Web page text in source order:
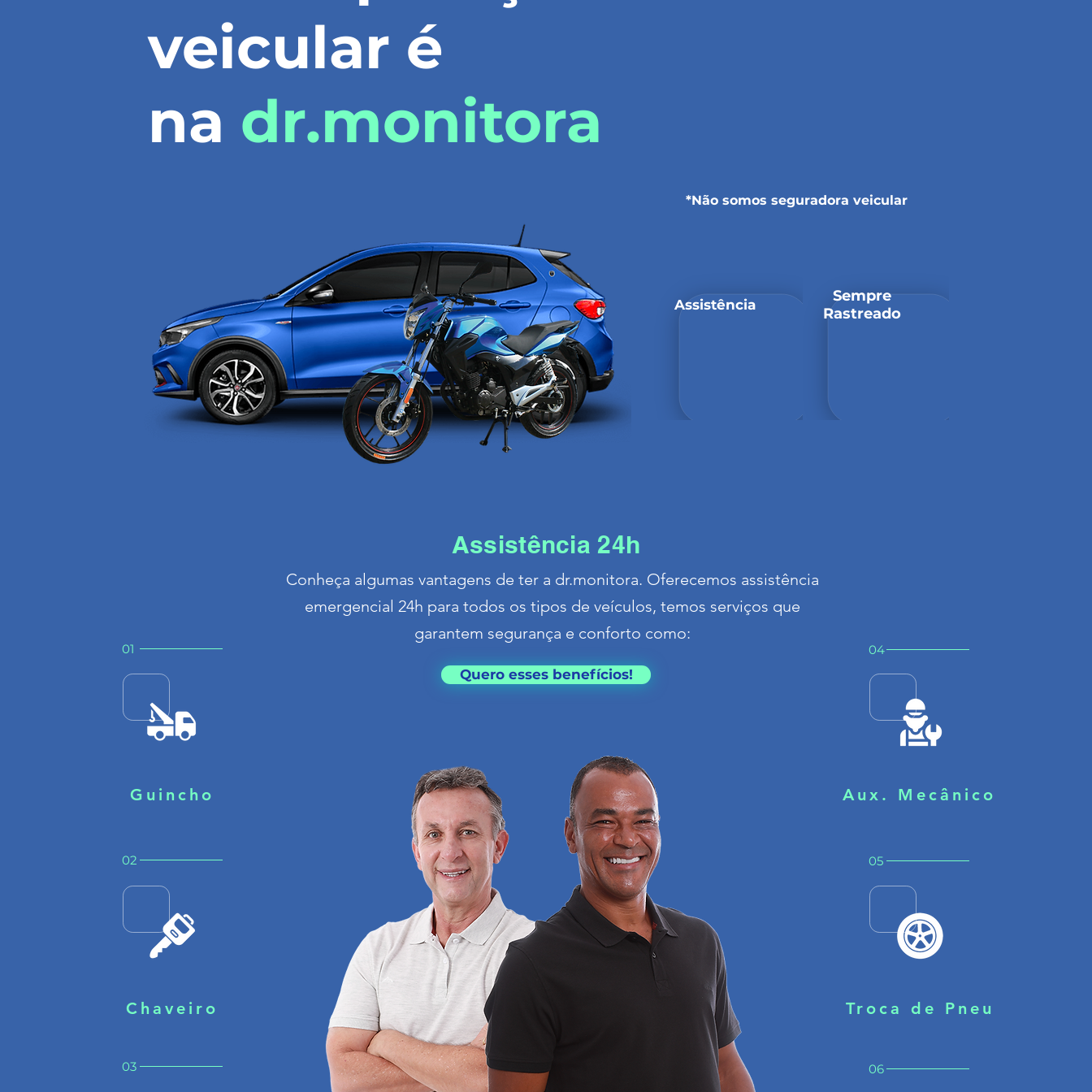
veicular é
na dr.monitora
*Não somos seguradora veicular
Assistência
Sempre
Rastreado
Assistência 24h
01
Guincho
02
Chaveiro
03
​Conheça algumas vantagens de ter a dr.monitora. Oferecemos assistência
emergencial 24h para todos os tipos de veículos, temos serviços que
garantem segurança e conforto como:
Quero esses benefícios!
04
Aux. Mecânico
05
Troca de Pneu
06